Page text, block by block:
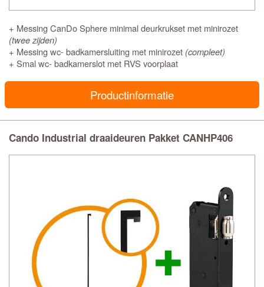
+ Messing CanDo Sphere minimal deurkrukset met minirozet
(twee zijden)
+ Messing wc- badkamersluiting met minirozet (compleet)
+ Smal wc- badkamerslot met RVS voorplaat
Productinformatie
Cando Industrial draaideuren Pakket CANHP406